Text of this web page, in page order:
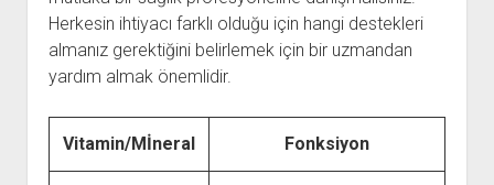
Herkesin ihtiyacı farklı olduğu için hangi destekleri
almanız gerektiğini belirlemek için bir uzmandan
yardım almak önemlidir.
Vitamin/Mİneral Fonksiyon